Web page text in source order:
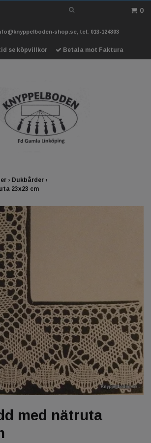
0
shop.se, tel: 013-124303
se köpvillkor Betala mot Faktura
› Dukbårder ›
23x23 cm
med nätruta